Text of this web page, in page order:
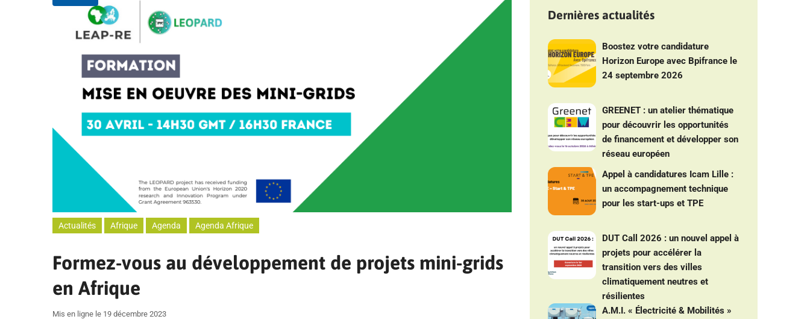
Actualités Afrique Agenda Agenda Afrique
Formez-vous au développement de projets mini-grids
en Afrique
Mis en ligne le 19 décembre 2023
Dernières actualités
Boostez votre candidature
Horizon Europe avec Bpifrance le
24 septembre 2026
GREENET : un atelier thématique
pour découvrir les opportunités
de financement et développer son
réseau européen
Appel à candidatures Icam Lille :
un accompagnement technique
pour les start-ups et TPE
DUT Call 2026 : un nouvel appel à
projets pour accélérer la
transition vers des villes
climatiquement neutres et
résilientes
A.M.I. « Électricité & Mobilités »